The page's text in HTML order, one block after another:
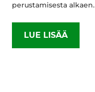
perustamisesta alkaen.
LUE LISÄÄ